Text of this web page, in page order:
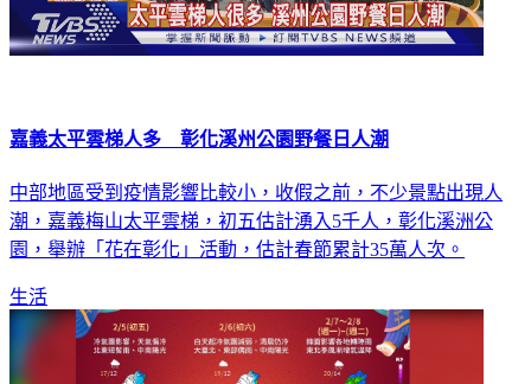
嘉義太平雲梯人多 彰化溪州公園野餐日人潮
中部地區受到疫情影響比較小，收假之前，不少景點出現人
潮，嘉義梅山太平雲梯，初五估計湧入5千人，彰化溪洲公
園，舉辦「花在彰化」活動，估計春節累計35萬人次。
生活